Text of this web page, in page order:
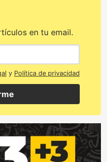
en tu email.
y Política de privacidad